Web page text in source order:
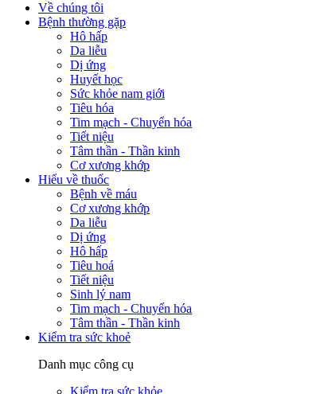
Về chúng tôi
Bệnh thường gặp
Hô hấp
Da liễu
Dị ứng
Huyết học
Sức khỏe nam giới
Tiêu hóa
Tim mạch - Chuyển hóa
Tiết niệu
Tâm thần - Thần kinh
Cơ xương khớp
Hiểu về thuốc
Bệnh về máu
Cơ xương khớp
Da liễu
Dị ứng
Hô hấp
Tiêu hoá
Tiết niệu
Sinh lý nam
Tim mạch - Chuyển hóa
Tâm thần - Thần kinh
Kiểm tra sức khoẻ
Danh mục công cụ
Kiểm tra sức khỏe